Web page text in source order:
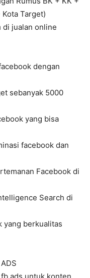
Target)
di jualan online
dengan
sebanyak 5000
yang bisa
facebook dan
Facebook di
Search di
yang berkualitas